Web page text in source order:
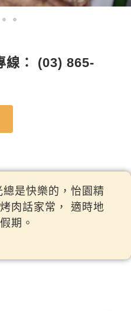
： (03) 865-
是快樂的，怡園精
肉話家常， 適時地
期。